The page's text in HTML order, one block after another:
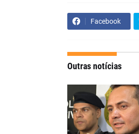
Facebook
Outras notícias